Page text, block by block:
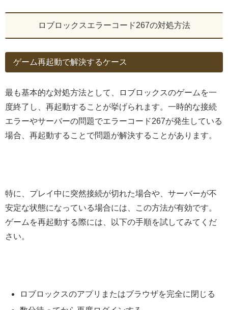
ロブロックスエラーコード267の対処方法
ゲーム再起動で解決するケース
最も基本的な対処方法として、ロブロックスのゲームを一
度終了し、再起動することが挙げられます。一時的な接続
エラーやサーバーの問題でエラーコード267が発生している
場合、再起動することで問題が解決することがあります。
特に、プレイ中に突然接続が切れた場合や、サーバーが不
安定な状態になっている場合には、この方法が有効です。
ゲームを再起動する際には、以下の手順を試してみてくだ
さい。
ロブロックスのアプリまたはブラウザを完全に閉じる